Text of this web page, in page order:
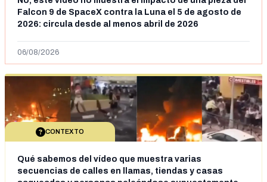
Falcon 9 de SpaceX contra la Luna el 5 de agosto de
2026: circula desde al menos abril de 2026
06/08/2026
CONTEXTO
Qué sabemos del vídeo que muestra varias
secuencias de calles en llamas, tiendas y casas